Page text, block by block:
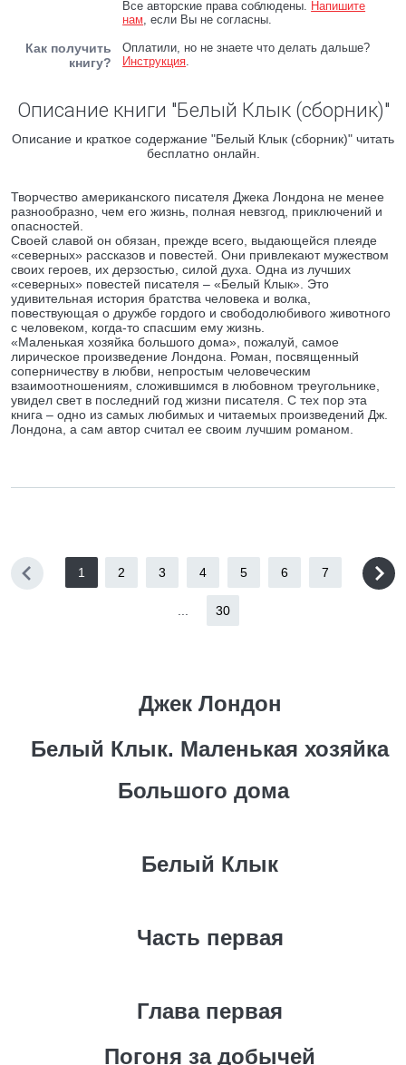
Все авторские права соблюдены. Напишите
нам, если Вы не согласны.
Как получить
книгу?
Оплатили, но не знаете что делать дальше?
Инструкция.
Описание книги "Белый Клык (сборник)"
Описание и краткое содержание "Белый Клык (сборник)" читать
бесплатно онлайн.
Творчество американского писателя Джека Лондона не менее
разнообразно, чем его жизнь, полная невзгод, приключений и
опасностей.
Своей славой он обязан, прежде всего, выдающейся плеяде
«северных» рассказов и повестей. Они привлекают мужеством
своих героев, их дерзостью, силой духа. Одна из лучших
«северных» повестей писателя – «Белый Клык». Это
удивительная история братства человека и волка,
повествующая о дружбе гордого и свободолюбивого животного
с человеком, когда-то спасшим ему жизнь.
«Маленькая хозяйка большого дома», пожалуй, самое
лирическое произведение Лондона. Роман, посвященный
соперничеству в любви, непростым человеческим
взаимоотношениям, сложившимся в любовном треугольнике,
увидел свет в последний год жизни писателя. С тех пор эта
книга – одно из самых любимых и читаемых произведений Дж.
Лондона, а сам автор считал ее своим лучшим романом.
1 2 3 4 5 6 7
30
Джек Лондон
Белый Клык. Маленькая хозяйка
Большого дома
Белый Клык
Часть первая
Глава первая
Погоня за добычей